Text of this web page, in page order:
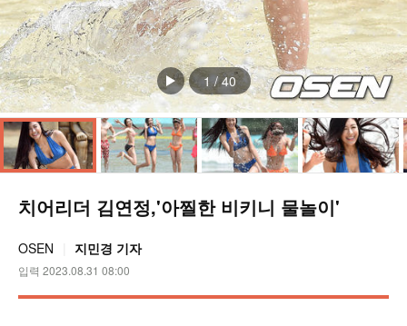
1 / 40
치어리더 김연정,'아찔한 비키니 물놀이'
OSEN 지민경 기자
입력 2023.08.31 08:00